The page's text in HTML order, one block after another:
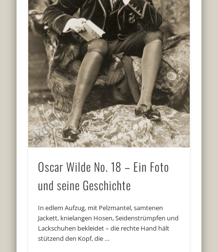
Oscar Wilde No. 18 – Ein Foto
und seine Geschichte
In edlem Aufzug, mit Pelzmantel, samtenen
Jackett, knielangen Hosen, Seidenstrümpfen und
Lackschuhen bekleidet – die rechte Hand hält
stützend den Kopf, die …